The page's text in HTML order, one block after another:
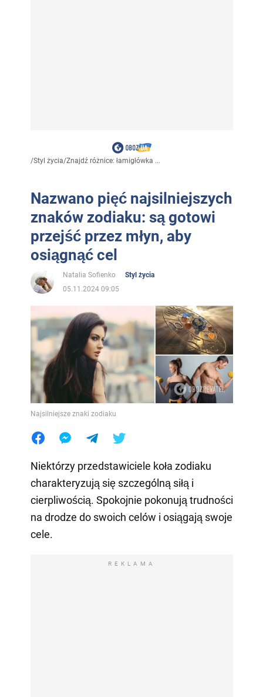
/Styl życia/Znajdź różnice: łamigłówka ...
Nazwano pięć najsilniejszych
znaków zodiaku: są gotowi
przejść przez młyn, aby
osiągnąć cel
Natalia Sofienko
Styl życia
05.11.2024 09:05
Najsilniejsze znaki zodiaku
Niektórzy przedstawiciele koła zodiaku
charakteryzują się szczególną siłą i
cierpliwością. Spokojnie pokonują trudności
na drodze do swoich celów i osiągają swoje
cele.
REKLAMA